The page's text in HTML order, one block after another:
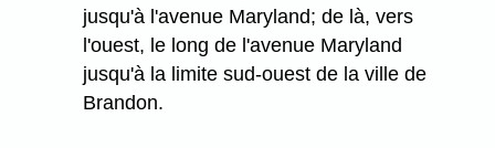
jusqu'à l'avenue Maryland; de là, vers
l'ouest, le long de l'avenue Maryland
jusqu'à la limite sud-ouest de la ville de
Brandon.